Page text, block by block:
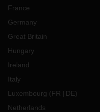
France
Germany
Great Britain
Hungary
Ireland
Italy
Luxembourg (FR DE)
Netherlands